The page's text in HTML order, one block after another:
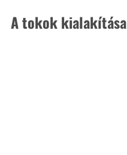
A tokok kialakítása